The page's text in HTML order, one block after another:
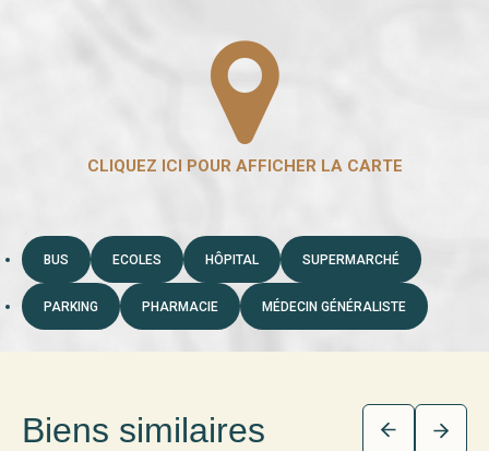
BUS ECOLES HÔPITAL SUPERMARCHÉ
PARKING PHARMACIE MÉDECIN GÉNÉRALISTE
Biens similaires